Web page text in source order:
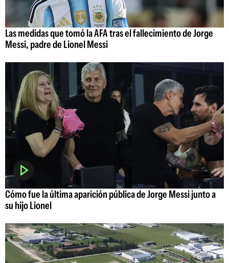
Las medidas que tomó la AFA tras el fallecimiento de Jorge
Messi, padre de Lionel Messi
Cómo fue la última aparición pública de Jorge Messi junto a
su hijo Lionel